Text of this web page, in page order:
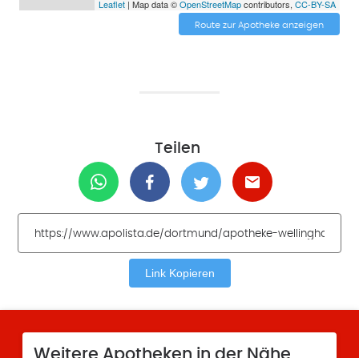
Leaflet| Map data ©OpenStreetMapcontributors, CC-BY-SA
Route zur Apotheke anzeigen
Teilen
Link Kopieren
Weitere Apotheken in der Nähe